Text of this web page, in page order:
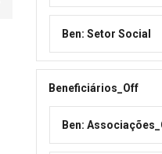
Ben: Setor Social
Beneficiários_Off
Ben: